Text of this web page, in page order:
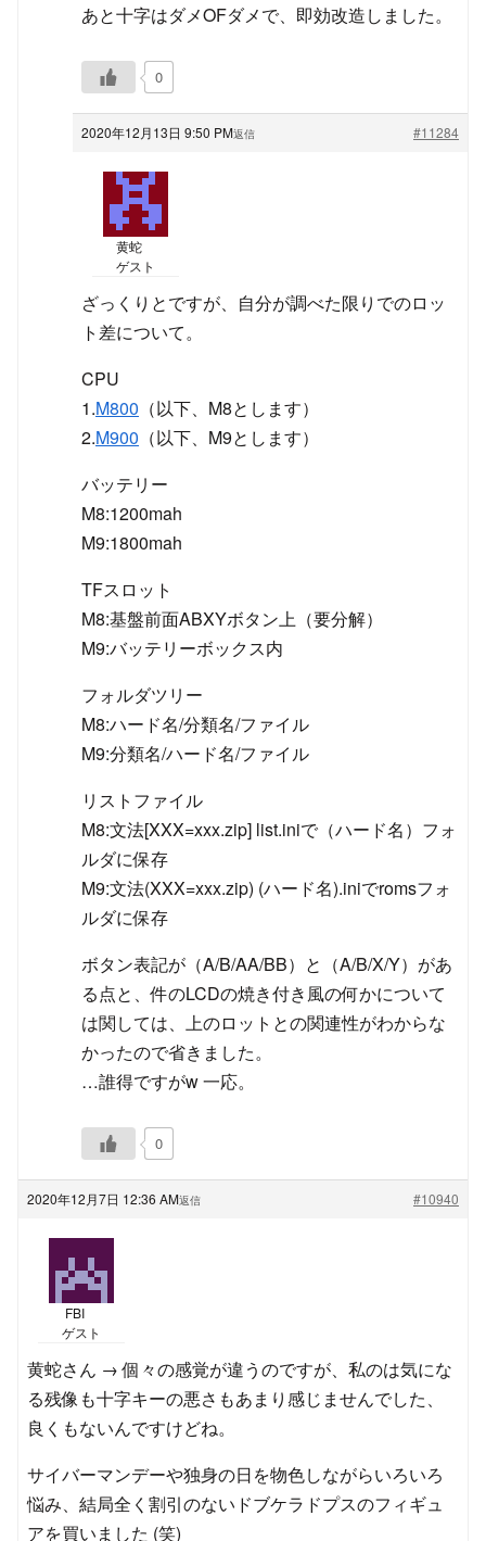
あと十字はダメOFダメで、即効改造しました。
0
2020年12月13日 9:50 PM #11284
返信
黄蛇
ゲスト
ざっくりとですが、自分が調べた限りでのロッ
ト差について。
CPU
1.M800 （以下、M8とします）
2.M900 （以下、M9とします）
バッテリー
M8:1200mah
M9:1800mah
TFスロット
M8:基盤前面ABXYボタン上（要分解）
M9:バッテリーボックス内
フォルダツリー
M8:ハード名/分類名/ファイル
M9:分類名/ハード名/ファイル
リストファイル
M8:文法[XXX=xxx.zip] list.iniで（ハード名）フォ
ルダに保存
M9:文法(XXX=xxx.zip) (ハード名).iniでromsフォ
ルダに保存
ボタン表記が（A/B/AA/BB）と（A/B/X/Y）があ
る点と、件のLCDの焼き付き風の何かについて
は関しては、上のロットとの関連性がわからな
かったので省きました。
…誰得ですがw 一応。
0
2020年12月7日 12:36 AM #10940
返信
FBI
ゲスト
黄蛇さん → 個々の感覚が違うのですが、私のは気にな
る残像も十字キーの悪さもあまり感じませんでした、
良くもないんですけどね。
サイバーマンデーや独身の日を物色しながらいろいろ
悩み、結局全く割引のないドブケラドプスのフィギュ
アを買いました (笑)